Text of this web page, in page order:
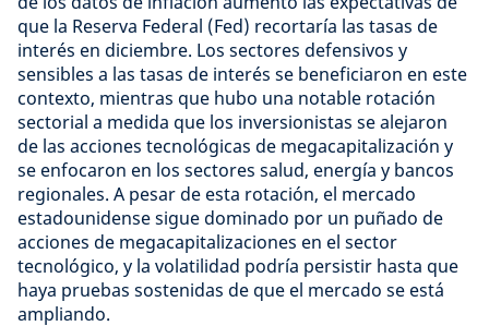
que la Reserva Federal (Fed) recortaría las tasas de
interés en diciembre. Los sectores defensivos y
sensibles a las tasas de interés se beneficiaron en este
contexto, mientras que hubo una notable rotación
sectorial a medida que los inversionistas se alejaron
de las acciones tecnológicas de megacapitalización y
se enfocaron en los sectores salud, energía y bancos
regionales. A pesar de esta rotación, el mercado
estadounidense sigue dominado por un puñado de
acciones de megacapitalizaciones en el sector
tecnológico, y la volatilidad podría persistir hasta que
haya pruebas sostenidas de que el mercado se está
ampliando.